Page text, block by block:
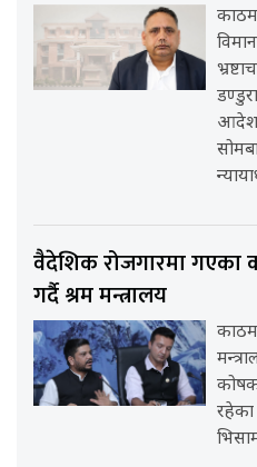
वैदेशिक रोजगारमा गएका
गर्दै श्रम मन्त्रालय